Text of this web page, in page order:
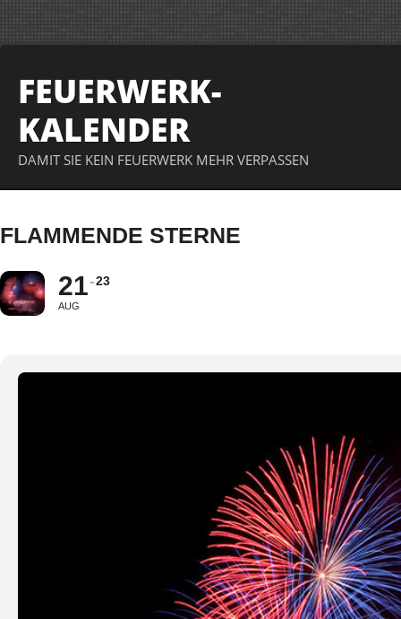
FEUERWERK-
KALENDER
DAMIT SIE KEIN FEUERWERK MEHR VERPASSEN
FLAMMENDE STERNE
21
AUG
23